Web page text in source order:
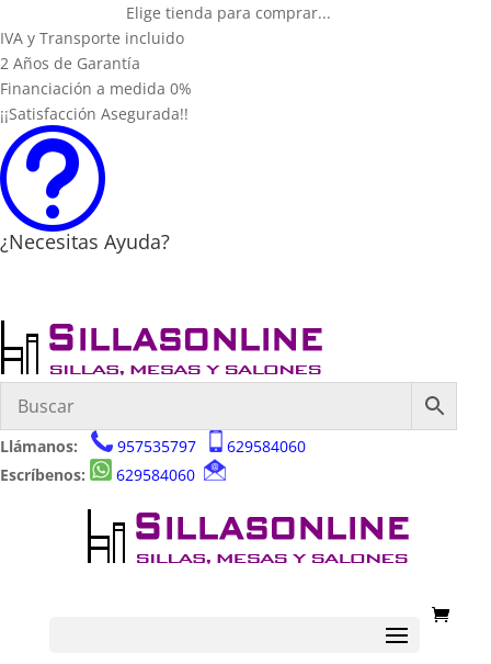
Elige tienda para comprar...
IVA y Transporte incluido
2 Años de Garantía
Financiación a medida 0%
¡¡Satisfacción Asegurada!!
t
¿Necesitas Ayuda?
Llámanos: 957535797
629584060
Escríbenos:
629584060